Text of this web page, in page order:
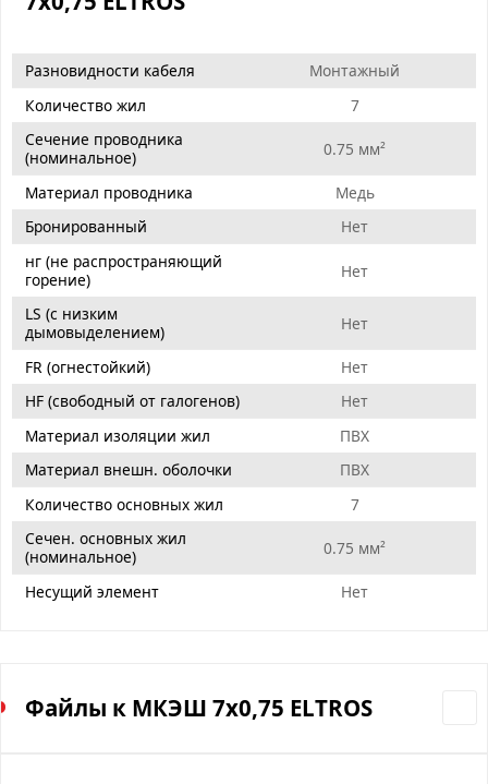
Разновидности кабеля
Монтажный
Количество жил
7
Сечение проводника
(номинальное)
0.75 мм²
Материал проводника
Медь
Бронированный
Нет
нг (не распространяющий
горение)
Нет
LS (с низким
дымовыделением)
Нет
FR (огнестойкий)
Нет
HF (свободный от галогенов)
Нет
Материал изоляции жил
ПВХ
Материал внешн. оболочки
ПВХ
Количество основных жил
7
Сечен. основных жил
(номинальное)
0.75 мм²
Несущий элемент Нет
Файлы к МКЭШ 7х0,75 ELTROS